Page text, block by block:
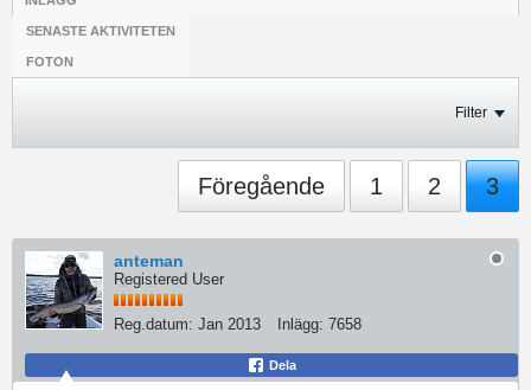
SENASTE AKTIVITETEN
FOTON
Filter
Föregående 1 2 3
anteman
Registered User
Reg.datum: Jan 2013 Inlägg: 7658
Dela